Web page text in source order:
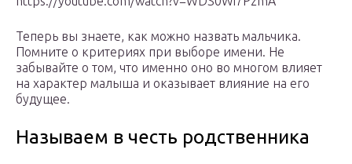
Теперь вы знаете, как можно назвать мальчика.
Помните о критериях при выборе имени. Не
забывайте о том, что именно оно во многом влияет
на характер малыша и оказывает влияние на его
будущее.
Называем в честь родственника